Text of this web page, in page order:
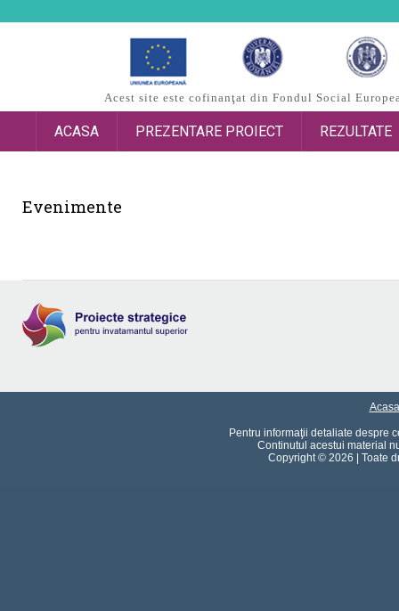
Acest site este cofinanţat din Fondul Social
ACASA PREZENTARE PROIECT REZULTATE
Evenimente
Acasa
Pentru informaţii detaliate despre
Continutul acestui material
Copyright © 2026 | Toate